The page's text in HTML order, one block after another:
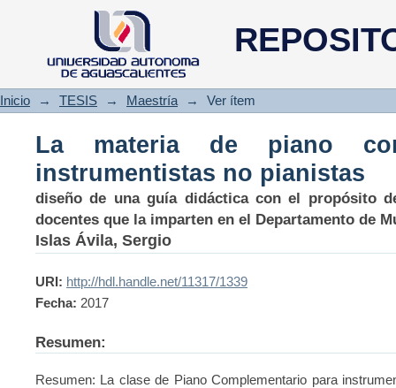
La materia de piano
Inicio → TESIS → Maestría → Ver ítem
La materia de piano
instrumentistas no pianistas
diseño de una guía didáctica con el propósito
docentes que la imparten en el Departamento de
Islas Ávila, Sergio
URI: http://hdl.handle.net/11317/1339
Fecha: 2017
Resumen:
Resumen: La clase de Piano Complementario para